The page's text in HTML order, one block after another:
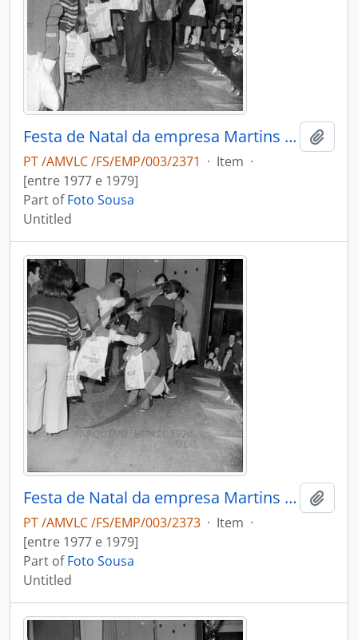
Festa de Natal da empresa Martins & Rebello
PT /AMVLC /FS/EMP/003/2371 · Item ·
[entre 1977 e 1979]
Part ofFoto Sousa
Untitled
Festa de Natal da empresa Martins & Rebello
PT /AMVLC /FS/EMP/003/2373 · Item ·
[entre 1977 e 1979]
Part ofFoto Sousa
Untitled